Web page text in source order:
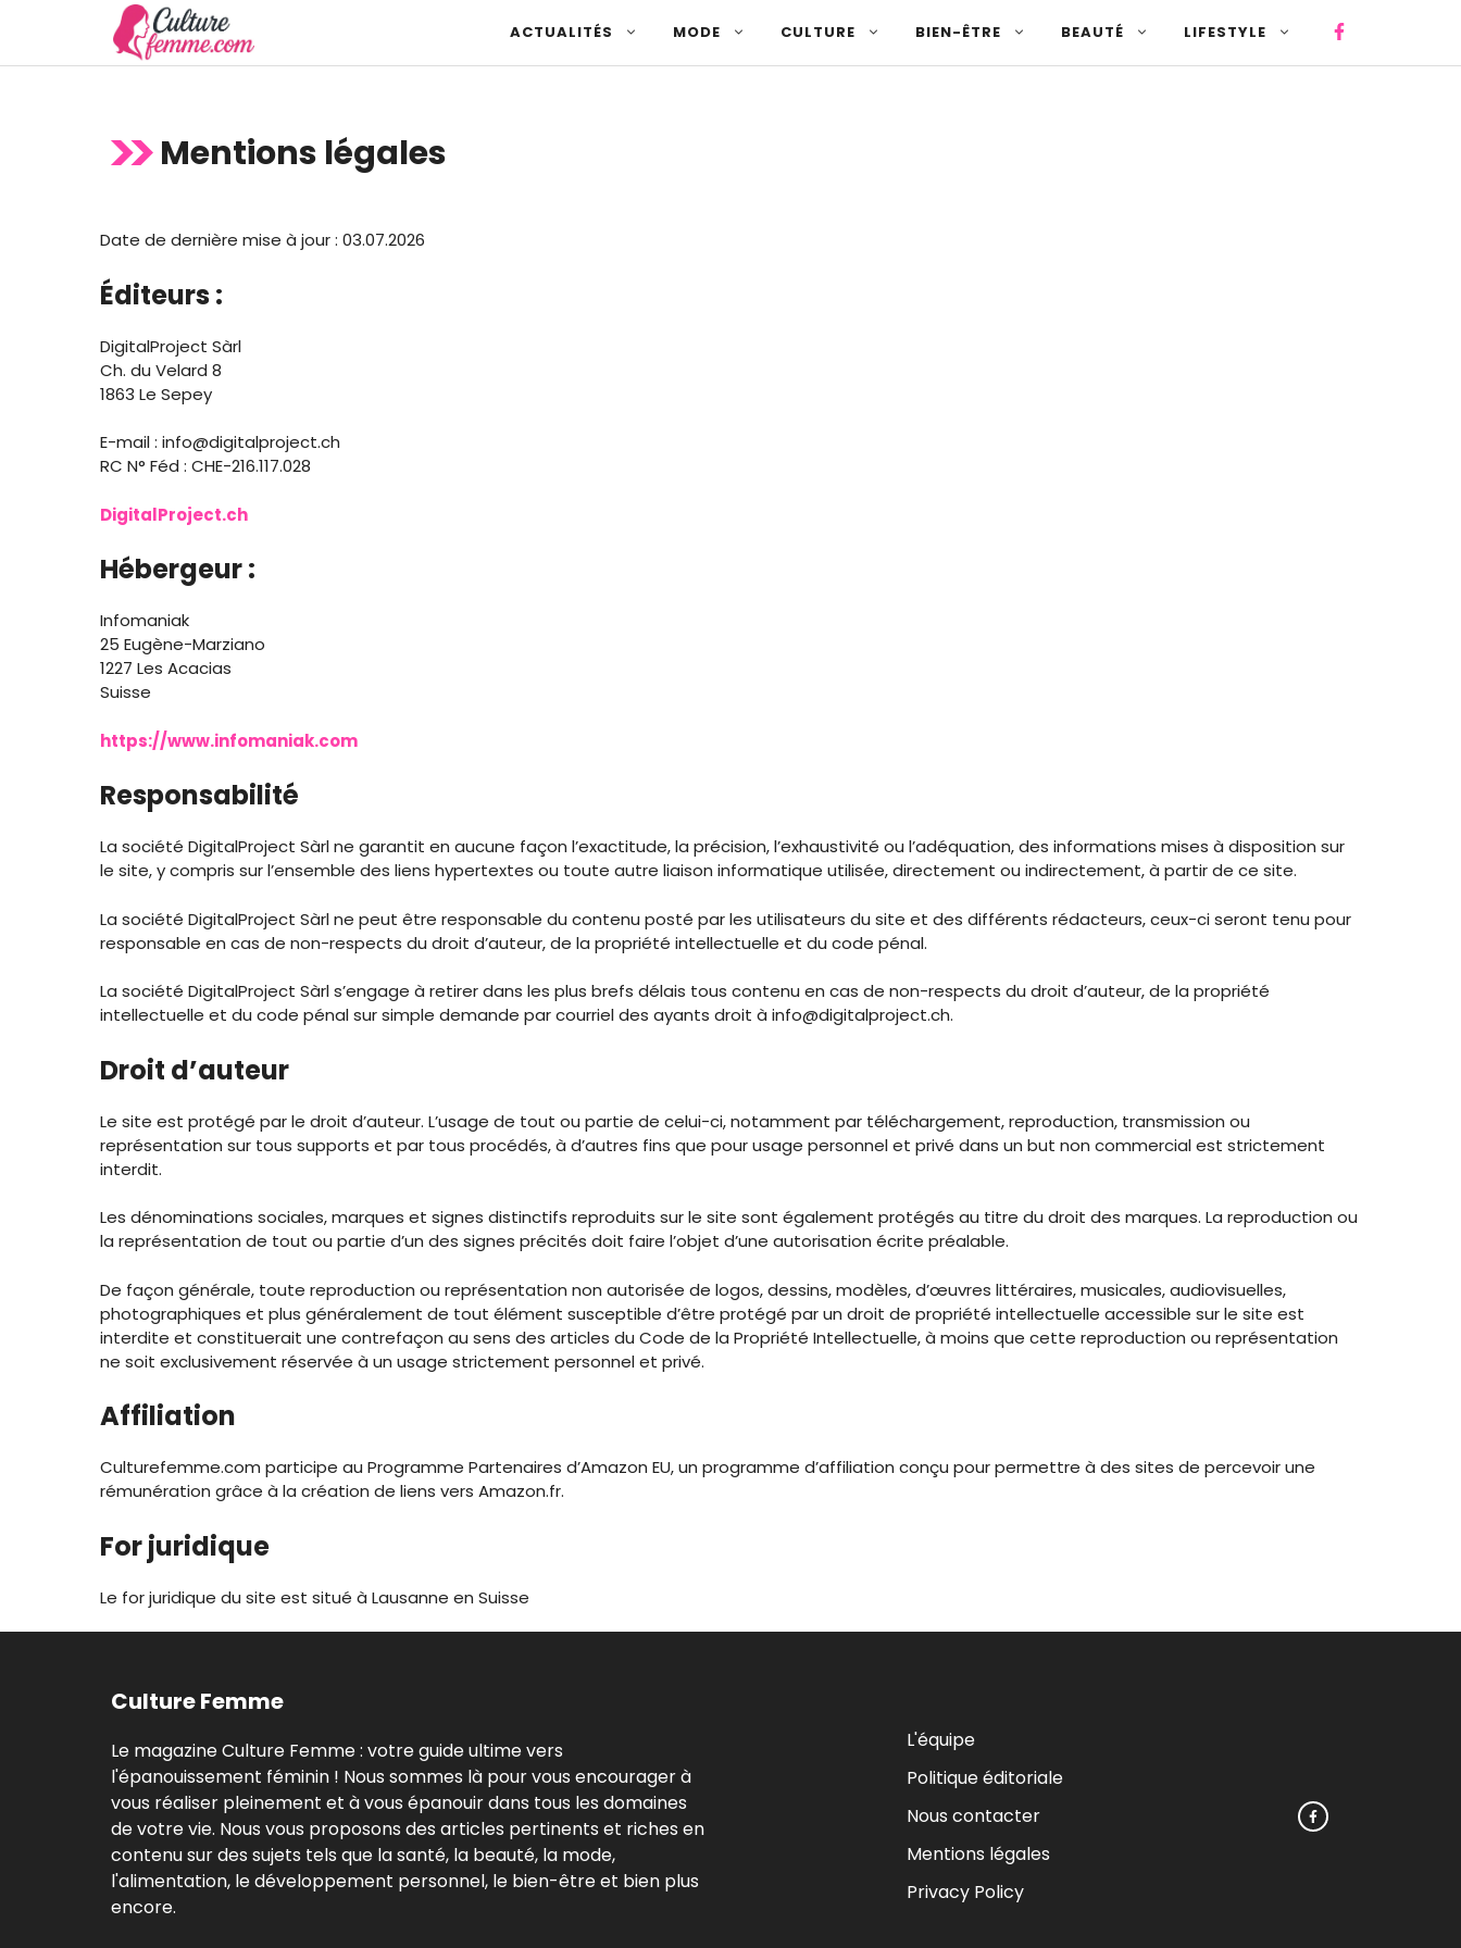
ACTUALITÉS MODE CULTURE BIEN-ÊTRE BEAUTÉ LIFESTYLE
Mentions légales
Date de dernière mise à jour : 03.07.2026
Éditeurs :
DigitalProject Sàrl
Ch. du Velard 8
1863 Le Sepey
E-mail : info@digitalproject.ch
RC N° Féd : CHE-216.117.028
DigitalProject.ch
Hébergeur :
Infomaniak
25 Eugène-Marziano
1227 Les Acacias
Suisse
https://www.infomaniak.com
Responsabilité
La société DigitalProject Sàrl ne garantit en aucune façon l’exactitude, la précision, l’exhaustivité ou l’adéquation, des informations mises à disposition sur
le site, y compris sur l’ensemble des liens hypertextes ou toute autre liaison informatique utilisée, directement ou indirectement, à partir de ce site.
La société DigitalProject Sàrl ne peut être responsable du contenu posté par les utilisateurs du site et des différents rédacteurs, ceux-ci seront tenu pour
responsable en cas de non-respects du droit d’auteur, de la propriété intellectuelle et du code pénal.
La société DigitalProject Sàrl s’engage à retirer dans les plus brefs délais tous contenu en cas de non-respects du droit d’auteur, de la propriété
intellectuelle et du code pénal sur simple demande par courriel des ayants droit à info@digitalproject.ch.
Droit d’auteur
Le site est protégé par le droit d’auteur. L’usage de tout ou partie de celui-ci, notamment par téléchargement, reproduction, transmission ou
représentation sur tous supports et par tous procédés, à d’autres fins que pour usage personnel et privé dans un but non commercial est strictement
interdit.
Les dénominations sociales, marques et signes distinctifs reproduits sur le site sont également protégés au titre du droit des marques. La reproduction ou
la représentation de tout ou partie d’un des signes précités doit faire l’objet d’une autorisation écrite préalable.
De façon générale, toute reproduction ou représentation non autorisée de logos, dessins, modèles, d’œuvres littéraires, musicales, audiovisuelles,
photographiques et plus généralement de tout élément susceptible d’être protégé par un droit de propriété intellectuelle accessible sur le site est
interdite et constituerait une contrefaçon au sens des articles du Code de la Propriété Intellectuelle, à moins que cette reproduction ou représentation
ne soit exclusivement réservée à un usage strictement personnel et privé.
Affiliation
Culturefemme.com participe au Programme Partenaires d’Amazon EU, un programme d’affiliation conçu pour permettre à des sites de percevoir une
rémunération grâce à la création de liens vers Amazon.fr.
For juridique
Le for juridique du site est situé à Lausanne en Suisse
Culture Femme
Le magazine Culture Femme : votre guide ultime vers
l'épanouissement féminin ! Nous sommes là pour vous encourager à
vous réaliser pleinement et à vous épanouir dans tous les domaines
de votre vie. Nous vous proposons des articles pertinents et riches en
contenu sur des sujets tels que la santé, la beauté, la mode,
l'alimentation, le développement personnel, le bien-être et bien plus
encore.
L'équipe
Politique éditoriale
Nous contacter
Mentions légales
Privacy Policy